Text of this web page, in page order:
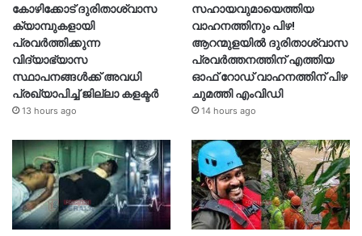
കോഴിക്കോട് ദുരിതാശ്വാസ
ക്യാമ്പുകളായി
പ്രവര്‍ത്തിക്കുന്ന
വിദ്യാഭ്യാസ
സ്ഥാപനങ്ങള്‍ക്ക് അവധി
പ്രഖ്യാപിച്ച് ജില്ലാ കളക്ടർ
13 hours ago
സഹായവുമായെത്തിയ
വാഹനത്തിനും പിഴ!
ആറന്മുളയില്‍ ദുരിതാശ്വാസ
പ്രവര്‍ത്തനത്തിന് എത്തിയ
ഓഫ് റോഡ് വാഹനത്തിന് പിഴ
ചുമത്തി എംവിഡി
14 hours ago